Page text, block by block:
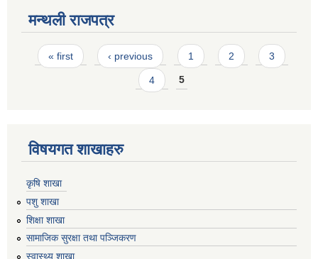
मन्थली राजपत्र
Pages
« first ‹ previous 1 2 3
4 5
विषयगत शाखाहरु
कृषि शाखा
पशु शाखा
शिक्षा शाखा
सामाजिक सुरक्षा तथा पञ्जिकरण
स्वास्थ्य शाखा